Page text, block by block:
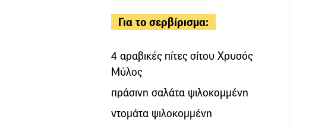
Για το σερβίρισμα:
4 αραβικές πίτες σίτου Χρυσός
Μύλος
πράσινη σαλάτα ψιλοκομμένη
ντομάτα ψιλοκομμένη